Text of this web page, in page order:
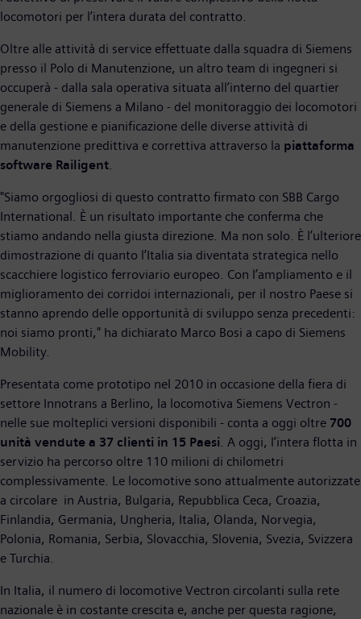
locomotori per l’intera durata del contratto.
Oltre alle attività di service effettuate dalla squadra di Siemens
presso il Polo di Manutenzione, un altro team di ingegneri si
occuperà - dalla sala operativa situata all’interno del quartier
generale di Siemens a Milano - del monitoraggio dei locomotori
e della gestione e pianificazione delle diverse attività di
manutenzione predittiva e correttiva attraverso la piattaforma
software Railigent.
"Siamo orgogliosi di questo contratto firmato con SBB Cargo
International. È un risultato importante che conferma che
stiamo andando nella giusta direzione. Ma non solo. È l’ulteriore
dimostrazione di quanto l’Italia sia diventata strategica nello
scacchiere logistico ferroviario europeo. Con l’ampliamento e il
miglioramento dei corridoi internazionali, per il nostro Paese si
stanno aprendo delle opportunità di sviluppo senza precedenti:
noi siamo pronti," ha dichiarato Marco Bosi a capo di Siemens
Mobility.
Presentata come prototipo nel 2010 in occasione della fiera di
settore Innotrans a Berlino, la locomotiva Siemens Vectron -
nelle sue molteplici versioni disponibili - conta a oggi oltre 700
unità vendute a 37 clienti in 15 Paesi. A oggi, l’intera flotta in
servizio ha percorso oltre 110 milioni di chilometri
complessivamente. Le locomotive sono attualmente autorizzate
a circolare in Austria, Bulgaria, Repubblica Ceca, Croazia,
Finlandia, Germania, Ungheria, Italia, Olanda, Norvegia,
Polonia, Romania, Serbia, Slovacchia, Slovenia, Svezia, Svizzera
e Turchia.
In Italia, il numero di locomotive Vectron circolanti sulla rete
nazionale è in costante crescita e, anche per questa ragione,